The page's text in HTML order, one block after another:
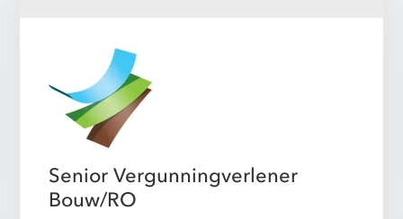
Senior Vergunningverlener
Bouw/RO